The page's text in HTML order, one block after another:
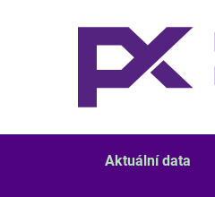
Aktuální data